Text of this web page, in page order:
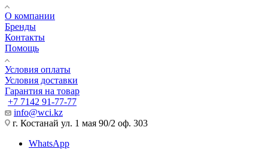
О компании
Бренды
Контакты
Помощь
Условия оплаты
Условия доставки
Гарантия на товар
+7 7142 91-77-77
info@wci.kz
г. Костанай ул. 1 мая 90/2 оф. 303
WhatsApp